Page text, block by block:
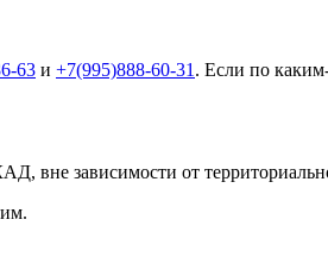
63 и +7(995)888-60-31 . Если по
вне зависимости от